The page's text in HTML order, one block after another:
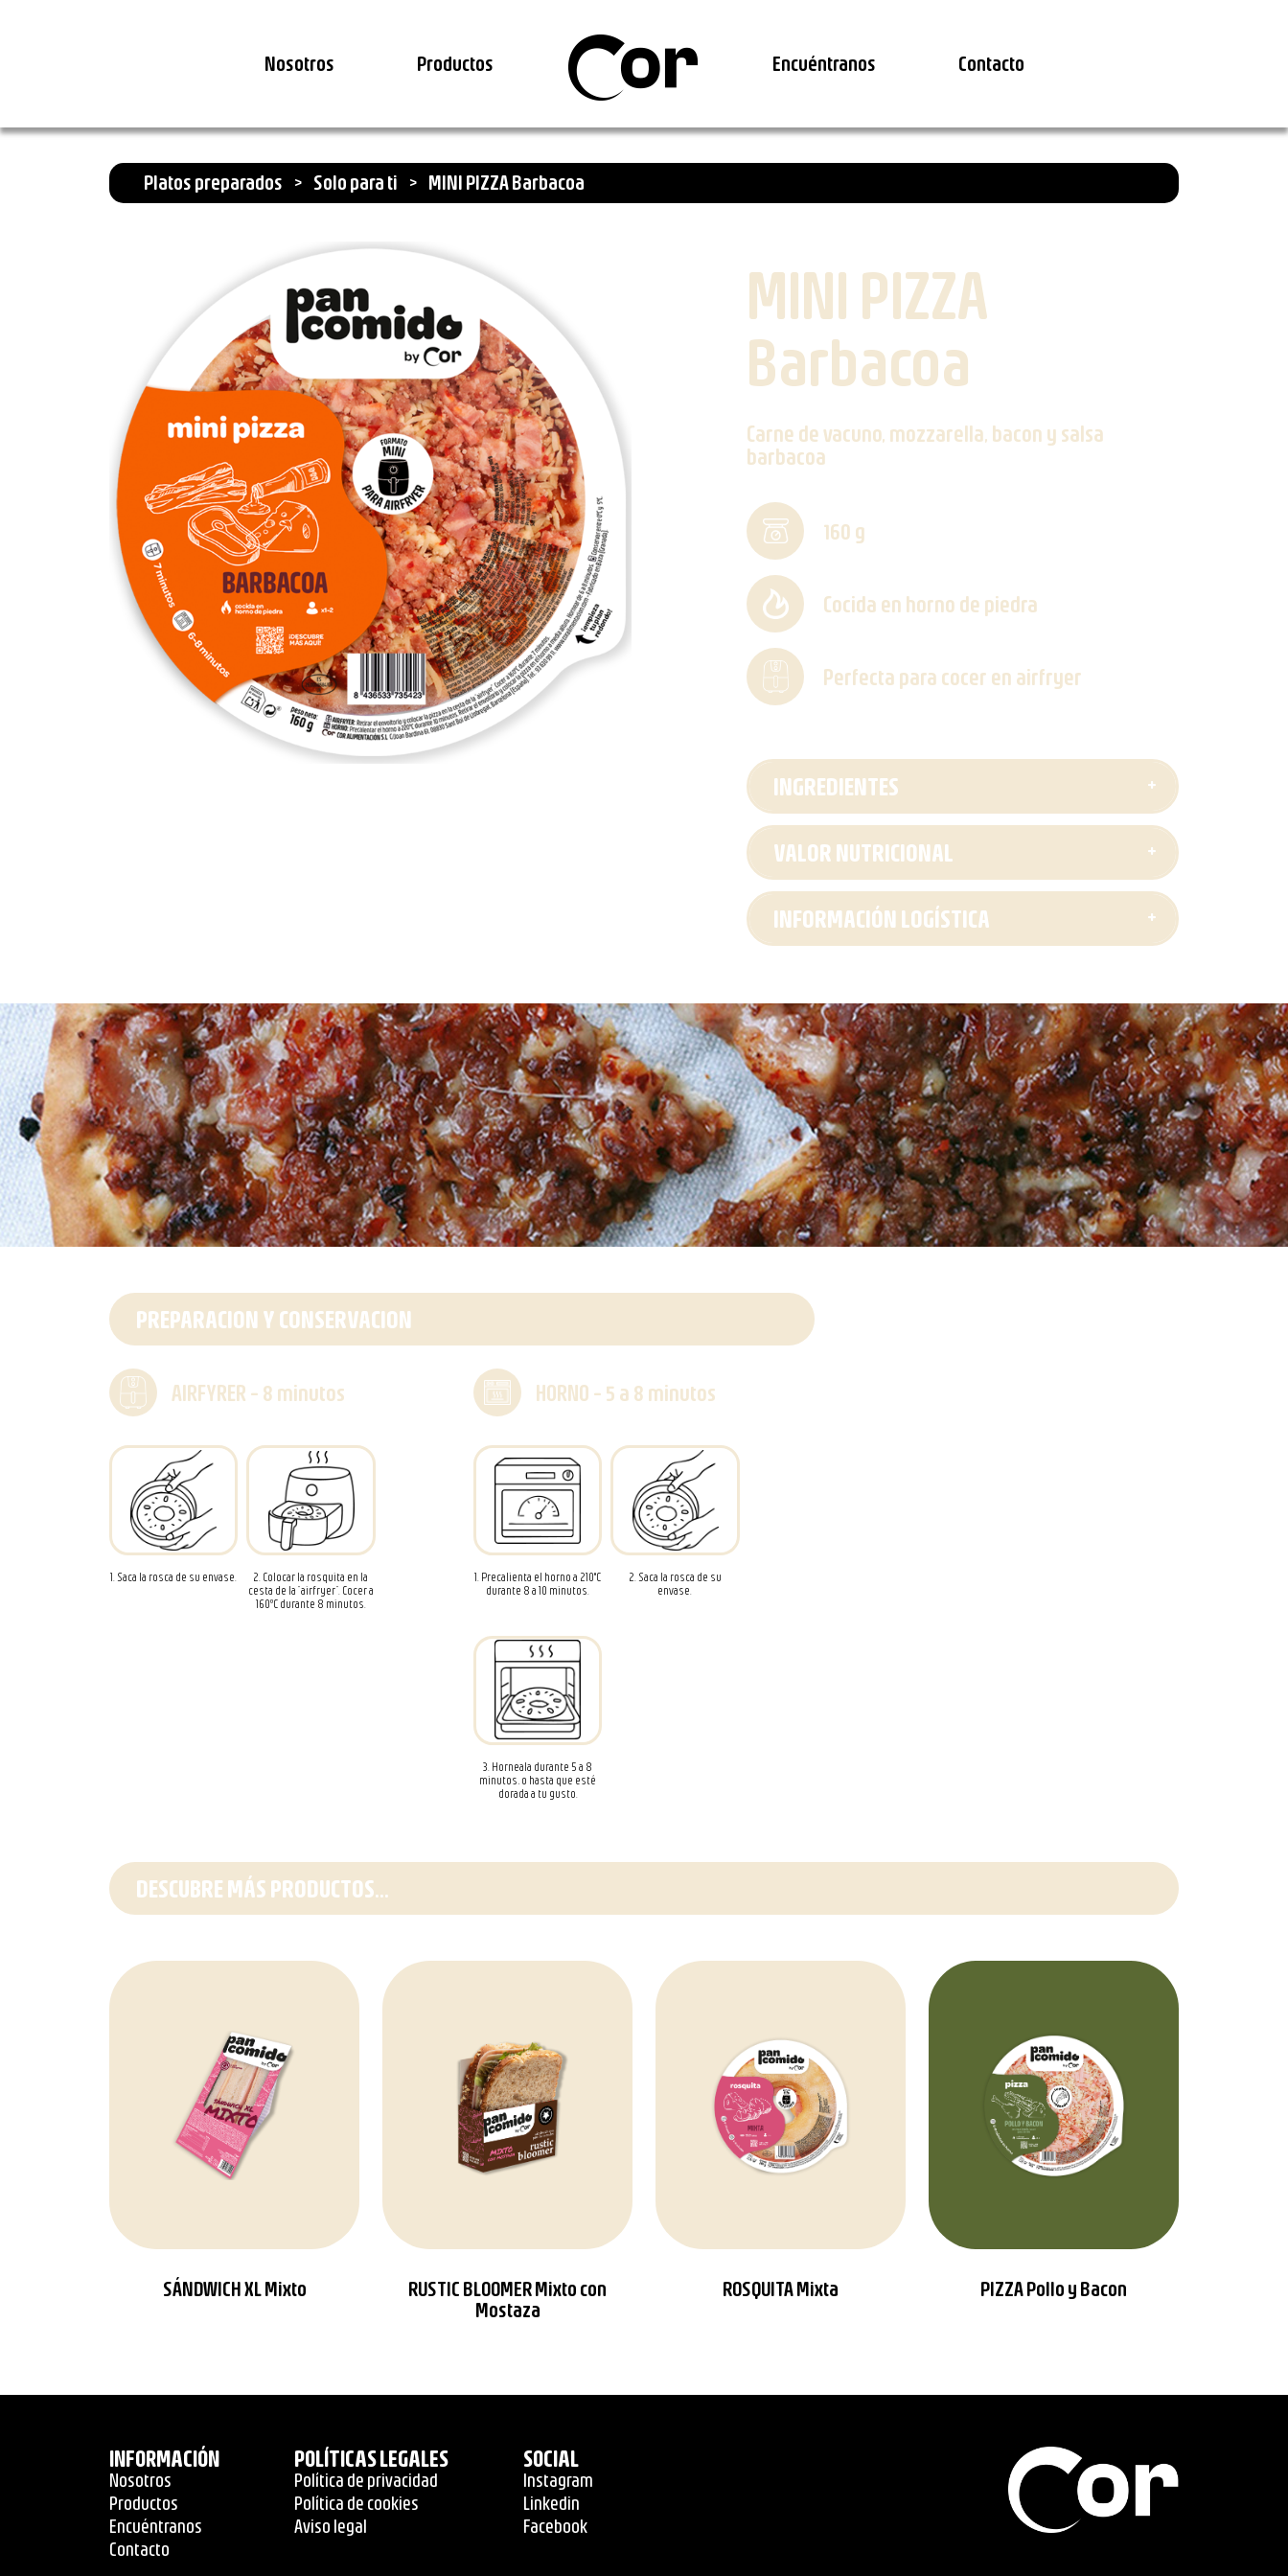
Nosotros Productos Encuéntranos Contacto
Platos preparados > Solo para ti > MINI PIZZA Barbacoa
MINI PIZZA
Barbacoa
Carne de vacuno, mozzarella, bacon y salsa
barbacoa
160 g
Cocida en horno de piedra
Perfecta para cocer en airfryer
INGREDIENTES
VALOR NUTRICIONAL
INFORMACIÓN LOGÍSTICA
PREPARACION Y CONSERVACION
AIRFYRER - 8 minutos
1. Saca la rosca de su envase.
2. Colocar la rosquita en la
cesta de la “airfryer”. Cocer a
160ºC durante 8 minutos.
HORNO - 5 a 8 minutos
1. Precalienta el horno a 210°C
durante 8 a 10 minutos.
2. Saca la rosca de su
envase.
3. Horneala durante 5 a 8
minutos, o hasta que esté
dorada a tu gusto.
DESCUBRE MÁS PRODUCTOS...
SÁNDWICH XL Mixto
RUSTIC BLOOMER Mixto con
Mostaza
ROSQUITA Mixta PIZZA Pollo y Bacon
INFORMACIÓN
Nosotros
Productos
Encuéntranos
Contacto
POLÍTICAS LEGALES
Política de privacidad
Política de cookies
Aviso legal
SOCIAL
Instagram
Linkedin
Facebook